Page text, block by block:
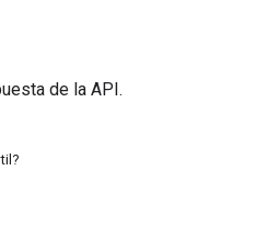
de la API.